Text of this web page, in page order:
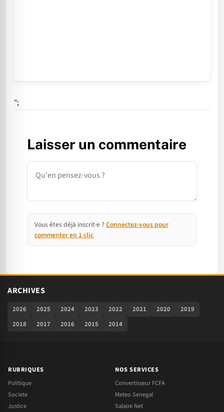
";
Laisser un commentaire
Commentaire
Vous êtes déjà inscrit·e ? Connectez-vous pour
commenter en 1 clic
ARCHIVES
2026 2025 2024 2023 2022 2021 2020
2019
2018
2017 2016 2015 2014
RUBRIQUES
Politique
Societe
Justice
NOS SERVICES
Convertisseur FCFA
Meteo Senegal
Salaire Net